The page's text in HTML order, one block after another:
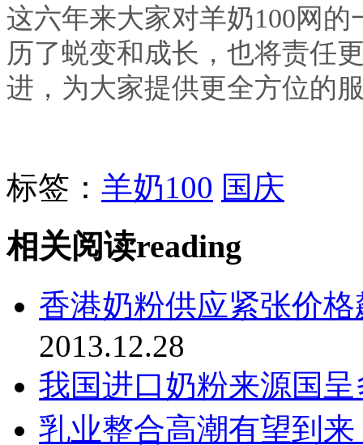
这六年来大家对羊奶100网
历了蜕变和成长，也将责任
进，为大家提供更全方位的
标签： 羊奶100 国庆
相关阅读reading
香港奶粉供应紧张价
2013.12.28
我国进口奶粉来源国
乳业整合高潮有望到